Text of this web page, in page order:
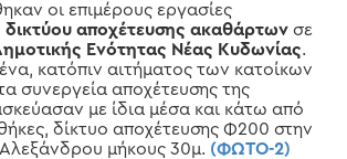
οι επιμέρους εργασίες
δικτύου αποχέτευσης ακαθάρτωνσε
Ενότητας Νέας Κυδωνίας.
κατόπιν αιτήματος των κατοίκων
συνεργεία αποχέτευσης της
με ίδια μέσα και κάτω από
δίκτυο αποχέτευσης Φ200 στην
μήκους 30μ. (ΦΩΤΟ-2)